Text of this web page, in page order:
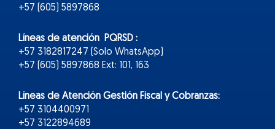
+57 (605) 5897868
Líneas de atención PQRSD :
+57 3182817247 (Solo WhatsApp)
+57 (605) 5897868 Ext: 101, 163
Líneas de Atención Gestión Fiscal y Cobranzas:
+57 3104400971
+57 3122894689